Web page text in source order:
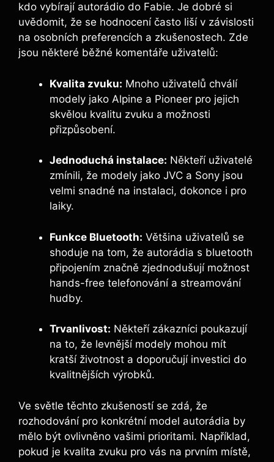
kdo vybírají autorádio do Fabie. Je dobré si
uvědomit, že se hodnocení často liší v závislosti
na osobních preferencích a zkušenostech. Zde
jsou některé běžné komentáře uživatelů:
Kvalita zvuku: Mnoho uživatelů chválí
modely jako Alpine a Pioneer pro jejich
skvělou kvalitu zvuku a možnosti
přizpůsobení.
Jednoduchá instalace: Někteří uživatelé
zmínili, že modely jako JVC a Sony jsou
velmi snadné na instalaci, dokonce i pro
laiky.
Funkce Bluetooth: Většina uživatelů se
shoduje na tom, že autorádia s bluetooth
připojením značně zjednodušují možnost
hands-free telefonování a streamování
hudby.
Trvanlivost: Někteří zákazníci poukazují
na to, že levnější modely mohou mít
kratší životnost a doporučují investici do
kvalitnějších výrobků.
Ve světle těchto zkušeností se zdá, že
rozhodování pro konkrétní model autorádia by
mělo být ovlivněno vašimi prioritami. Například,
pokud je kvalita zvuku pro vás na prvním místě,